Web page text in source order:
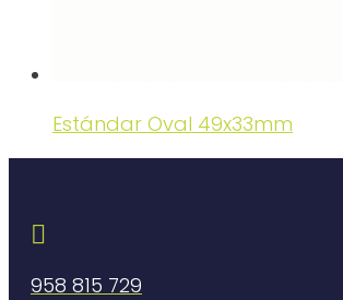
Estándar Oval 49x33mm

958 815 729